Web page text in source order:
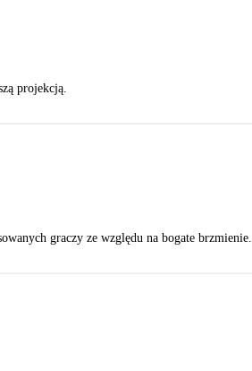
projekcją.
graczy ze względu na bogate brzmienie.